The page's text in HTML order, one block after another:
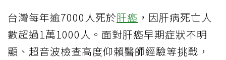
台灣每年逾7000人死於肝癌 ，因肝病死亡人
數超過1萬1000人。面對肝癌早期症狀不明
顯、超音波檢查高度仰賴醫師經驗等挑戰，